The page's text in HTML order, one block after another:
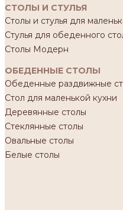
СТОЛЫ И СТУЛЬЯ
Столы и стулья для
Стулья для обеденного
Столы Модерн
ОБЕДЕННЫЕ СТОЛЫ
Обеденные раздвижные
Стол для маленькой кухни
Деревянные столы
Стеклянные столы
Овальные столы
Белые столы